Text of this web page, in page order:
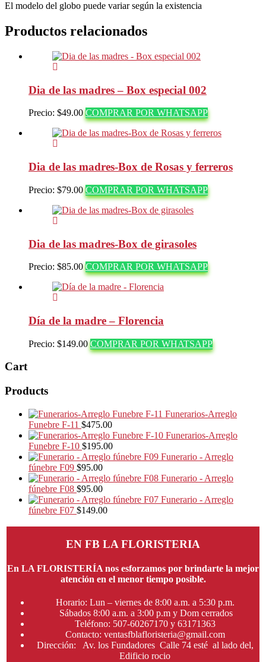
El modelo del globo puede variar según la existencia
Productos relacionados
Dia de las madres – Box especial 002
Precio: $49.00 COMPRAR POR WHATSAPP
Dia de las madres-Box de Rosas y ferreros
Precio: $79.00 COMPRAR POR WHATSAPP
Dia de las madres-Box de girasoles
Precio: $85.00 COMPRAR POR WHATSAPP
Día de la madre – Florencia
Precio: $149.00 COMPRAR POR WHATSAPP
Cart
Products
Funerarios-Arreglo
Funebre F-11 $475.00
Funerarios-Arreglo
Funebre F-10 $195.00
Funerario - Arreglo
fúnebre F09 $95.00
Funerario - Arreglo
fúnebre F08 $95.00
Funerario - Arreglo
fúnebre F07 $149.00
EN FB LA FLORISTERIA
En LA FLORISTERÍA nos esforzamos por brindarte la mejor
atención en el menor tiempo posible.
Horario: Lun – viernes de 8:00 a.m. a 5:30 p.m.
Sábados 8:00 a.m. a 3:00 p.m y Dom cerrados
Teléfono: 507-60267170 y 63171363
Contacto: ventasfblafloristeria@gmail.com
Dirección: Av. los Fundadores Calle 74 esté al lado del,
Edificio rocio